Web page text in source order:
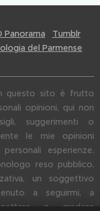
Panorama
Tumblr
del Parmense
questo sito è frutto
opinioni, qui non
suggerimenti o
le mie opinioni
esperienze.
reso pubblico,
un soggettivo
a seguirmi, a
o credere